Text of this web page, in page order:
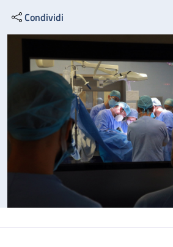
Condividi